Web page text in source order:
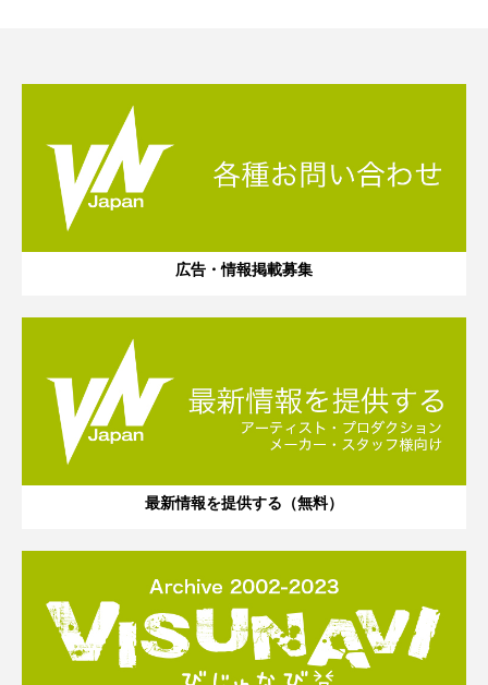
広告・情報掲載募集
最新情報を提供する（無料）